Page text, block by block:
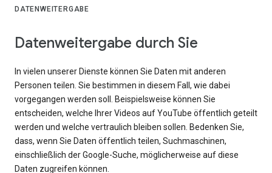
DATENWEITERGABE
Datenweitergabe durch Sie
In vielen unserer Dienste können Sie Daten mit anderen
Personen teilen. Sie bestimmen in diesem Fall, wie dabei
vorgegangen werden soll. Beispielsweise können Sie
entscheiden, welche Ihrer Videos auf YouTube öffentlich geteilt
werden und welche vertraulich bleiben sollen. Bedenken Sie,
dass, wenn Sie Daten öffentlich teilen, Suchmaschinen,
einschließlich der Google-Suche, möglicherweise auf diese
Daten zugreifen können.